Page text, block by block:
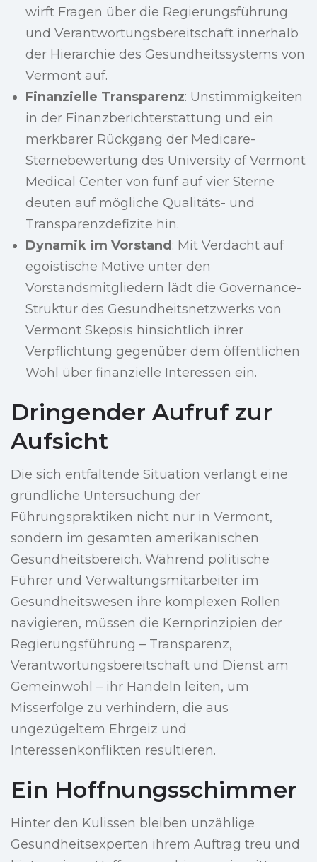
wirft Fragen über die Regierungsführung
und Verantwortungsbereitschaft innerhalb
der Hierarchie des Gesundheitssystems von
Vermont auf.
Finanzielle Transparenz: Unstimmigkeiten
in der Finanzberichterstattung und ein
merkbarer Rückgang der Medicare-
Sternebewertung des University of Vermont
Medical Center von fünf auf vier Sterne
deuten auf mögliche Qualitäts- und
Transparenzdefizite hin.
Dynamik im Vorstand : Mit Verdacht auf
egoistische Motive unter den
Vorstandsmitgliedern lädt die Governance-
Struktur des Gesundheitsnetzwerks von
Vermont Skepsis hinsichtlich ihrer
Verpflichtung gegenüber dem öffentlichen
Wohl über finanzielle Interessen ein.
Dringender Aufruf zur
Aufsicht
Die sich entfaltende Situation verlangt eine
gründliche Untersuchung der
Führungspraktiken nicht nur in Vermont,
sondern im gesamten amerikanischen
Gesundheitsbereich. Während politische
Führer und Verwaltungsmitarbeiter im
Gesundheitswesen ihre komplexen Rollen
navigieren, müssen die Kernprinzipien der
Regierungsführung – Transparenz,
Verantwortungsbereitschaft und Dienst am
Gemeinwohl – ihr Handeln leiten, um
Misserfolge zu verhindern, die aus
ungezügeltem Ehrgeiz und
Interessenkonflikten resultieren.
Ein Hoffnungsschimmer
Hinter den Kulissen bleiben unzählige
Gesundheitsexperten ihrem Auftrag treu und